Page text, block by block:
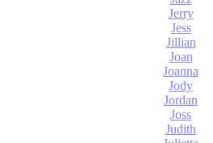
Jerry
Jess
Jillian
Joan
Joanna
Jody
Jordan
Joss
Judith